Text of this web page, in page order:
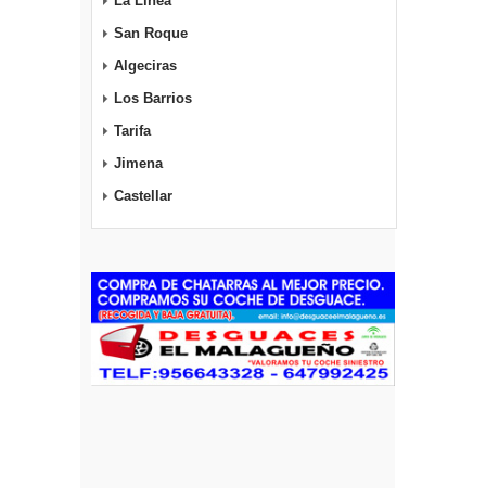
San Roque
Algeciras
Los Barrios
Tarifa
Jimena
Castellar